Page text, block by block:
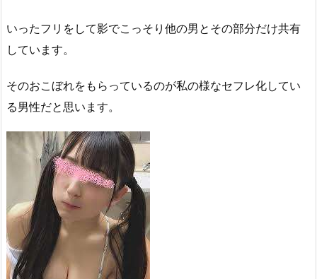
いったフリをして影でこっそり他の男とその部分だけ共有
しています。
そのおこぼれをもらっているのが私の様なセフレ化してい
る男性だと思います。